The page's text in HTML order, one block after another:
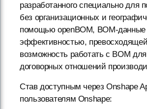
разработанного специально
без организационных и
помощью openBOM, BOM-данные
эффективностью,
возможность работать с BOM
договорных отношений
Став доступным через Onshape
пользователям Onshape: